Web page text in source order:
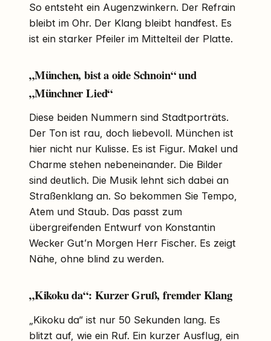
So entsteht ein Augenzwinkern. Der Refrain
bleibt im Ohr. Der Klang bleibt handfest. Es
ist ein starker Pfeiler im Mittelteil der Platte.
„München, bist a oide Schnoin“ und
„Münchner Lied“
Diese beiden Nummern sind Stadtporträts.
Der Ton ist rau, doch liebevoll. München ist
hier nicht nur Kulisse. Es ist Figur. Makel und
Charme stehen nebeneinander. Die Bilder
sind deutlich. Die Musik lehnt sich dabei an
Straßenklang an. So bekommen Sie Tempo,
Atem und Staub. Das passt zum
übergreifenden Entwurf von Konstantin
Wecker Gut’n Morgen Herr Fischer. Es zeigt
Nähe, ohne blind zu werden.
„Kikoku da“: Kurzer Gruß, fremder Klang
„Kikoku da“ ist nur 50 Sekunden lang. Es
blitzt auf, wie ein Ruf. Ein kurzer Ausflug, ein